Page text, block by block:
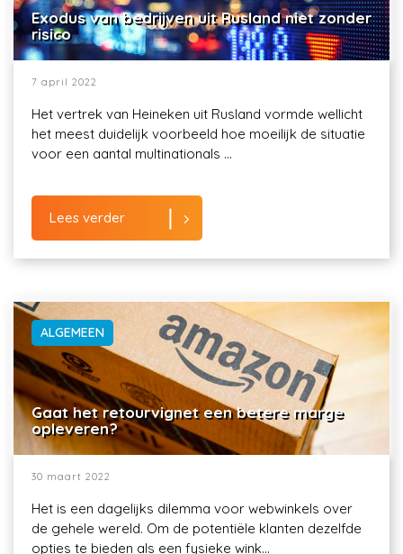
Exodus van bedrijven uit Rusland niet zonder
risico
7 april 2022
Het vertrek van Heineken uit Rusland vormde wellicht
het meest duidelijk voorbeeld hoe moeilijk de situatie
voor een aantal multinationals ...
Lees verder
ALGEMEEN
Gaat het retourvignet een betere marge
opleveren?
30 maart 2022
Het is een dagelijks dilemma voor webwinkels over
de gehele wereld. Om de potentiële klanten dezelfde
opties te bieden als een fysieke wink...